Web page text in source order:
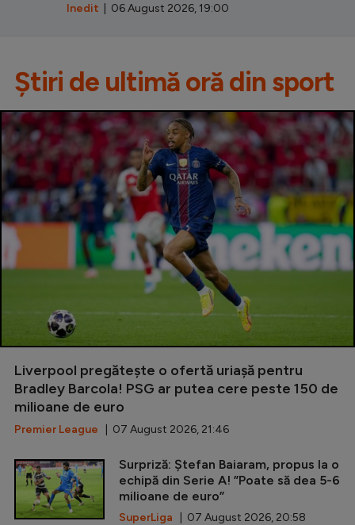
Inedit | 06 August 2026, 19:00
Știri de ultimă oră din sport
Liverpool pregătește o ofertă uriașă pentru
Bradley Barcola! PSG ar putea cere peste 150 de
milioane de euro
Premier League | 07 August 2026, 21:46
Surpriză: Ștefan Baiaram, propus la o
echipă din Serie A! ”Poate să dea 5-6
milioane de euro”
SuperLiga | 07 August 2026, 20:58